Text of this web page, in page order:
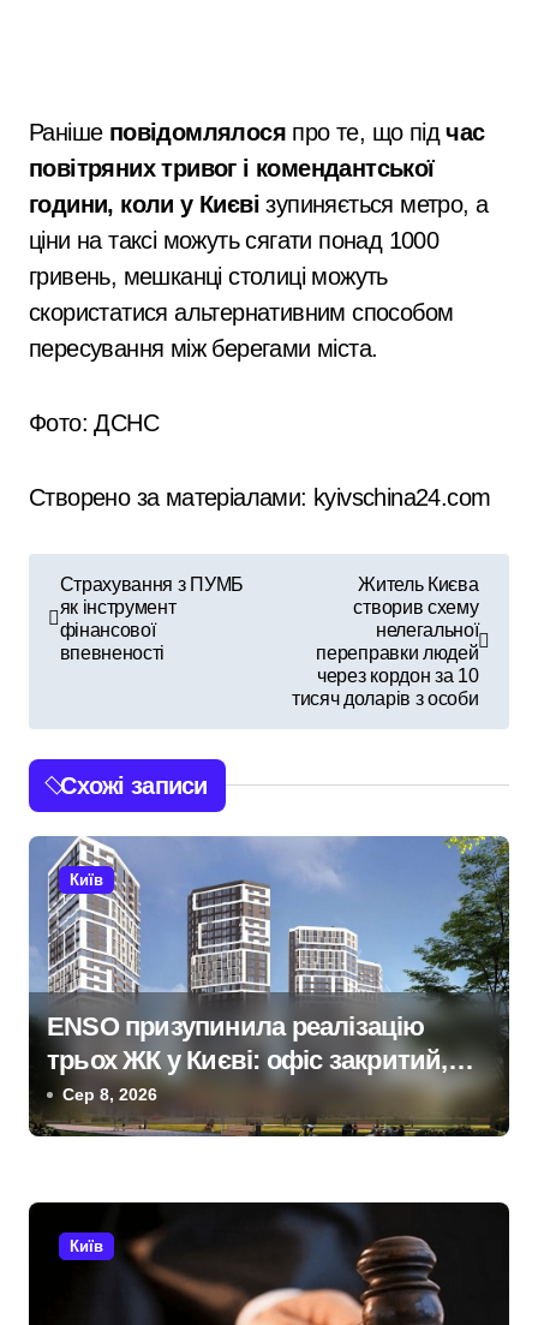
Раніше повідомлялося про те, що підчас
повітряних тривог і комендантської
години, коли у Києві зупиняється метро, а
ціни на таксі можуть сягати понад 1000
гривень, мешканці столиці можуть
скористатися альтернативним способом
пересування між берегами міста.
Фото: ДСНС
Створено за матеріалами: kyivschina24.com
і
г
а
ц
я
з
а
п
с
Страхування з ПУМБ
як інструмент
фінансової
впевненості
Житель Києва
створив схему
нелегальної
переправки людей
через кордон за 10
тисяч доларів з особи
Схожі записи
Київ
ENSO призупинила реалізацію
трьох ЖК у Києві: офіс закритий,
телефони мовчать, керівник
покинув місто
Сер 8, 2026
Київ